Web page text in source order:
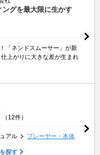
ングを最大限に生かす
「ネンドスムーサー」が新
上がりに大きな差が生まれ
（12件）
アル プレーヤー・本体
探す